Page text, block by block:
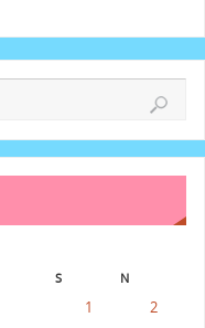
S N
1
2